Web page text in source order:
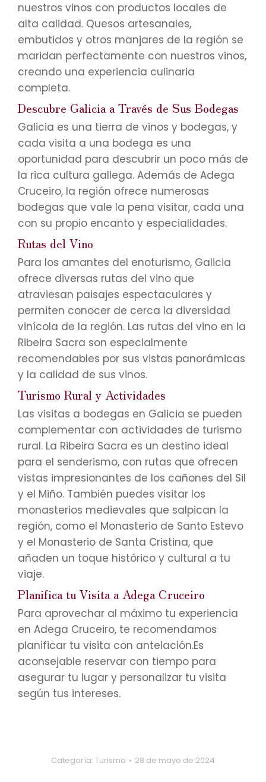
nuestros vinos con productos locales de
alta calidad. Quesos artesanales,
embutidos y otros manjares de la región se
maridan perfectamente con nuestros vinos,
creando una experiencia culinaria
completa.
Descubre Galicia a Través de Sus Bodegas
Galicia es una tierra de vinos y bodegas, y
cada visita a una bodega es una
oportunidad para descubrir un poco más de
la rica cultura gallega. Además de Adega
Cruceiro, la región ofrece numerosas
bodegas que vale la pena visitar, cada una
con su propio encanto y especialidades.
Rutas del Vino
Para los amantes del enoturismo, Galicia
ofrece diversas rutas del vino que
atraviesan paisajes espectaculares y
permiten conocer de cerca la diversidad
vinícola de la región. Las rutas del vino en la
Ribeira Sacra son especialmente
recomendables por sus vistas panorámicas
y la calidad de sus vinos.
Turismo Rural y Actividades
Las visitas a bodegas en Galicia se pueden
complementar con actividades de turismo
rural. La Ribeira Sacra es un destino ideal
para el senderismo, con rutas que ofrecen
vistas impresionantes de los cañones del Sil
y el Miño. También puedes visitar los
monasterios medievales que salpican la
región, como el Monasterio de Santo Estevo
y el Monasterio de Santa Cristina, que
añaden un toque histórico y cultural a tu
viaje.
Planifica tu Visita a Adega Cruceiro
Para aprovechar al máximo tu experiencia
en Adega Cruceiro, te recomendamos
planificar tu visita con antelación.Es
aconsejable reservar con tiempo para
asegurar tu lugar y personalizar tu visita
según tus intereses.
Categoría: Turismo 28 de mayo de 2024